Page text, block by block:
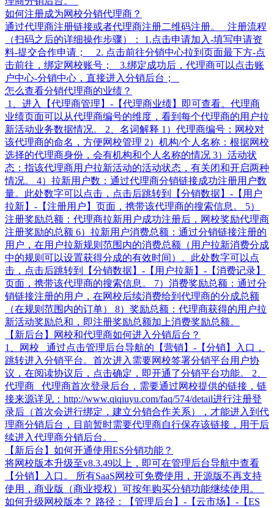
如何注册成为网校分销代理商？
通过代理商注册链接或者代理商注册二维码注册。 注册流程
（扫码之后的详细操作步骤）： 1.点击申请加入-填写申请资
料-提交合作申请； 2. 点击前往分销中心拉到页面最下方-点
击前往，绑定网校账号； 3.绑定成功后，代理商可以点击账
户中心-分销中心，直接进入分销后台；
怎么查看分销代理商的业绩？
1、进入【代理商管理】-【代理商业绩】即可查看。代理商
业绩页面可以从代理商编号的维度，看到每个代理商的用户拉
新活动业务数据情况。 2、名词解释 1）代理商编号：网校对
该代理商的命名，方便网校管理 2）机构/个人名称：根据网校
选择的代理商身份，会有机构和个人名称的情况 3）活动状
态：指该代理商用户拉新活动的活动状态，有关闭和开启两种
情况。 4）拉新用户数：通过代理商分销链接成功注册用户数
量。此处数字可以点击，点击后跳转到【分销数据】-【用户
拉新】-【注册用户】页面，携带该代理商的搜索信息。 5）
注册奖励总额：代理商拉新用户成功注册后，网校奖励代理商
注册奖励的总额 6）拉新用户消费总额：通过分销链接注册的
用户，在用户拉新规则范围内的消费总额（用户拉新消费分成
中的规则可以设置获得分成的有效时间）。此处数字可以点
击，点击后跳转到【分销数据】-【用户拉新】-【消费记录】
页面，携带该代理商的搜索信息。 7）消费奖励总额：通过分
销链接注册的用户，在网校后续消费给到代理商的分成总额
（在规则范围内的订单） 8）奖励总额：代理商获得的用户拉
新活动奖励总和，即注册奖励总额加上消费奖励总额。
【新后台】网校和代理商如何进入分销后台？
1、网校 通过点击管理后台导航的【营销】-【分销】入口，
跳转进入分销平台。首次进入需要网校签署分销平台用户协
议，在阅读协议后，点击确定，即开通了分销平台功能。 2、
代理商 代理商首次登录后台，需要通过网校提供的链接，链
接来源详见：http://www.qiqiuyu.com/faq/574/detail进行注册登
录后（首次会进行绑定，建立分销合作关系），才能进入到代
理商分销后台，目前暂时需要代理商自行保存该链接，用于后
续进入代理商分销后台。
【新后台】如何开通使用ES分销功能？
将网校版本升级至v8.3.49以上，即可在管理后台导航中查看
【分销】入口。 所有SaaS网校可免费使用，开源版不再支持
使用，商业版（商业授权）可按年购买分销功能继续使用。
如何升级网校版本？ 路径：【管理后台】-【云市场】-【ES